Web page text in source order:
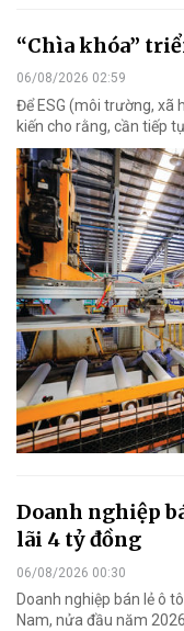
“Chìa khóa”
06/08/2026 02:59
Để ESG (môi trường, xã
kiến cho rằng, cần tiếp
Doanh nghiệp
lãi 4 tỷ đồng
06/08/2026 00:30
Doanh nghiệp bán lẻ ô
Nam, nửa đầu năm